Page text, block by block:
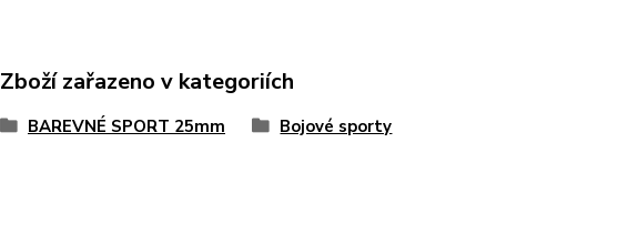
Zboží zařazeno v kategoriích
BAREVNÉ SPORT 25mm Bojové sporty